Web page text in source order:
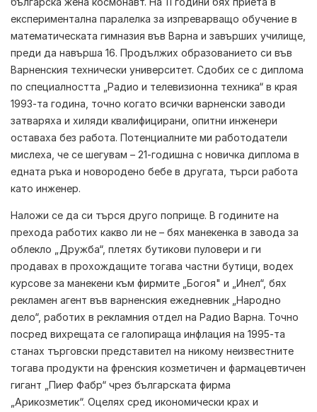
експериментална паралелка за изпреварващо обучение в
математическата гимназия във Варна и завърших училище,
преди да навърша 16. Продължих образованието си във
Варненския технически университет. Сдобих се с диплома
по специалността „Радио и телевизионна техника“ в края
1993-та година, точно когато всички варненски заводи
затваряха и хиляди квалифицирани, опитни инженери
оставаха без работа. Потенциалните ми работодатели
мислеха, че се шегувам – 21-годишна с новичка диплома в
едната ръка и новородено бебе в другата, търси работа
като инженер.
Наложи се да си търся друго поприще. В годините на
прехода работих какво ли не – бях манекенка в завода за
облекло „Дружба“, плетях бутикови пуловери и ги
продавах в прохождащите тогава частни бутици, водех
курсове за манекени към фирмите „Богоя" и „Инел“, бях
рекламен агент във варненския ежедневник „Народно
дело“, работих в рекламния отдел на Радио Варна. Точно
посред вихрещата се галопираща инфлация на 1995-та
станах търговски представител на никому неизвестните
тогава продукти на френския козметичен и фармацевтичен
гигант „Пиер Фабр“ чрез българската фирма
„Арикозметик“. Оцелях сред икономически крах и